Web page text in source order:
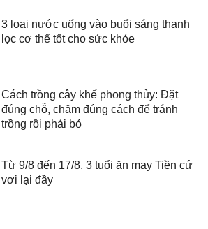
3 loại nước uống vào buổi sáng thanh
lọc cơ thể tốt cho sức khỏe
Cách trồng cây khế phong thủy: Đặt
đúng chỗ, chăm đúng cách để tránh
trồng rồi phải bỏ
Từ 9/8 đến 17/8, 3 tuổi ăn may Tiền cứ
vơi lại đầy